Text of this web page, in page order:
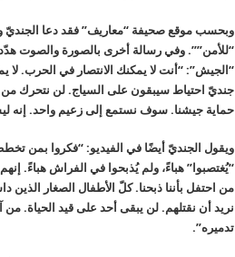
وبحسب موقع صحيفة “معاريف” فقد دعا الجنديّ
“للأمن””. وفي رسالة أخرى بالصورة والصوت هدّد
“الجيش”: “أنت لا يمكنك الانتصار في الحرب. لا
جنديّ احتياط سيبقون على السياج. لن نتحرك
حماية جيشنا. سوف نستمع إلى زعيم واحد. إنه
ويقول الجنديّ أيضًا في الفيديو: “فكروا بمن
“يُغتصبوا” هباءً، ولم يُذبحوا في الفراش هباءً.
من احتفل بأننا ذبحنا. كلّ الأطفال الصغار
نريد أن نقتلهم. لن يبقى أحد على قيد الحياة. من
تدميره”.